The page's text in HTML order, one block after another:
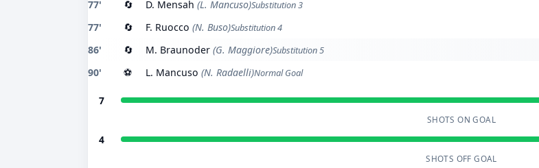
77' 🔄 D. Mensah (L. Mancuso)Substitution 3
77' 🔄 F. Ruocco (N. Buso)Substitution 4
86' 🔄 M. Braunoder (G. Maggiore)Substitution 5
90' ⚽ L. Mancuso (N. Radaelli)Normal Goal
7
SHOTS ON GOAL
4
SHOTS OFF GOAL